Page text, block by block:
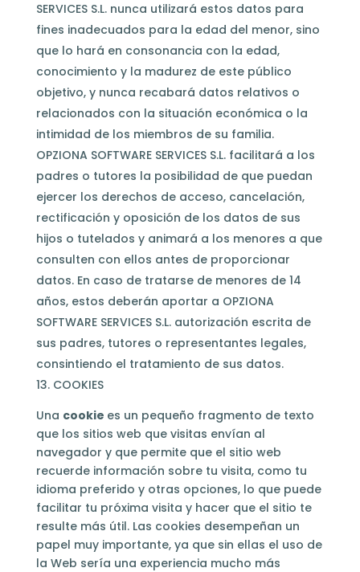
SERVICES S.L. nunca utilizará estos datos para
fines inadecuados para la edad del menor, sino
que lo hará en consonancia con la edad,
conocimiento y la madurez de este público
objetivo, y nunca recabará datos relativos o
relacionados con la situación económica o la
intimidad de los miembros de su familia.
OPZIONA SOFTWARE SERVICES S.L. facilitará a los
padres o tutores la posibilidad de que puedan
ejercer los derechos de acceso, cancelación,
rectificación y oposición de los datos de sus
hijos o tutelados y animará a los menores a que
consulten con ellos antes de proporcionar
datos. En caso de tratarse de menores de 14
años, estos deberán aportar a OPZIONA
SOFTWARE SERVICES S.L. autorización escrita de
sus padres, tutores o representantes legales,
consintiendo el tratamiento de sus datos.
COOKIES
Una cookie es un pequeño fragmento de texto
que los sitios web que visitas envían al
navegador y que permite que el sitio web
recuerde información sobre tu visita, como tu
idioma preferido y otras opciones, lo que puede
facilitar tu próxima visita y hacer que el sitio te
resulte más útil. Las cookies desempeñan un
papel muy importante, ya que sin ellas el uso de
la Web sería una experiencia mucho más